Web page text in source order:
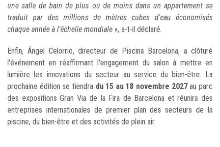
une salle de bain de plus ou de moins dans un appartement se
traduit par des millions de mètres cubes d'eau économisés
chaque année à l'échelle mondiale », a-t-il déclaré.
Enfin, Ángel Celorrio, directeur de Piscina Barcelona, a clôturé
l'événement en réaffirmant l'engagement du salon à mettre en
lumière les innovations du secteur au service du bien-être. La
prochaine édition se tiendra du 15 au 18 novembre 2027au parc
des expositions Gran Via de la Fira de Barcelona et réunira des
entreprises internationales de premier plan des secteurs de la
piscine, du bien-être et des activités de plein air.